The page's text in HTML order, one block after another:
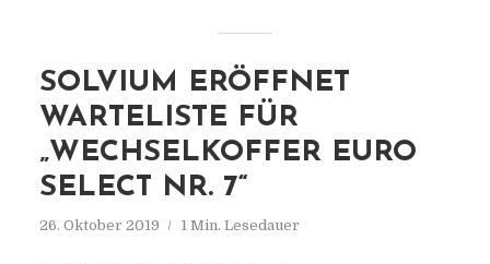
SOLVIUM ERÖFFNET
WARTELISTE FÜR
„WECHSELKOFFER EURO
SELECT NR. 7“
26. Oktober 2019 1 Min. Lesedauer